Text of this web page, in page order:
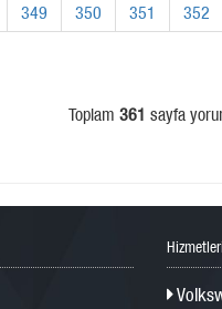
349 350 351 352
Toplam 361 sayfa